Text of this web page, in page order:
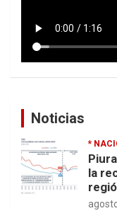
Noticias
*
la